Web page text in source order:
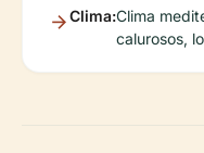
Clima:Clima
calurosos,